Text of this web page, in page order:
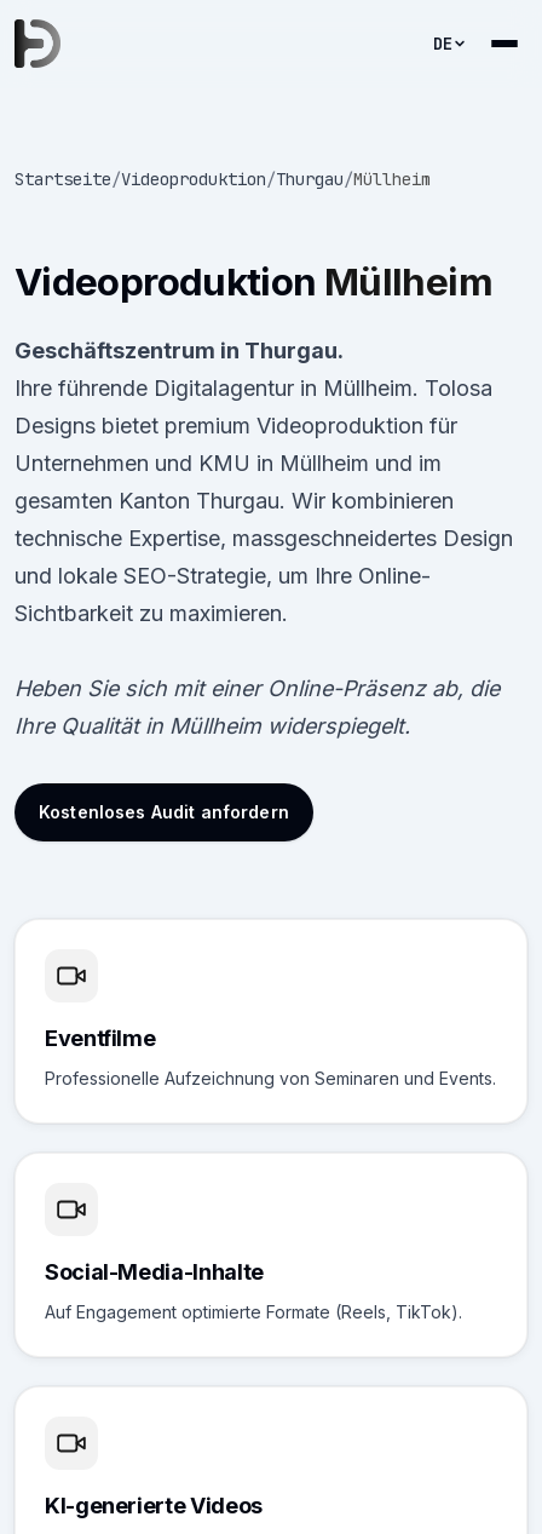
DE
Startseite/Videoproduktion/Thurgau/Müllheim
Videoproduktion Müllheim
Geschäftszentrum in Thurgau.
Ihre führende Digitalagentur in Müllheim. Tolosa
Designs bietet premium Videoproduktion für
Unternehmen und KMU in Müllheim und im
gesamten Kanton Thurgau. Wir kombinieren
technische Expertise, massgeschneidertes Design
und lokale SEO-Strategie, um Ihre Online-
Sichtbarkeit zu maximieren.
Heben Sie sich mit einer Online-Präsenz ab, die
Ihre Qualität in Müllheim widerspiegelt.
Kostenloses Audit anfordern
Eventfilme
Professionelle Aufzeichnung von Seminaren und Events.
Social-Media-Inhalte
Auf Engagement optimierte Formate (Reels, TikTok).
KI-generierte Videos